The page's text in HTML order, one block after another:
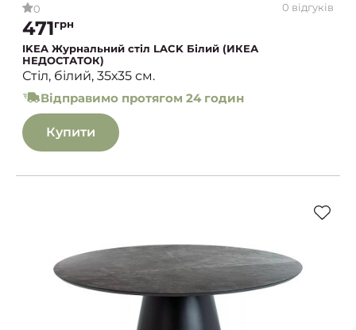
0 0 відгуків
471грн
IKEA Журнальний стіл LACK Білий (ИКЕА
НЕДОСТАТОК)
Стіл, білий, 35х35 см.
Відправимо протягом 24 годин
Купити